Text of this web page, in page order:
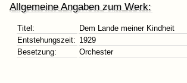
Allgemeine Angaben zum Werk:
Titel:
Dem Lande meiner Kindheit
Entstehungszeit: 1929
Besetzung:
Orchester